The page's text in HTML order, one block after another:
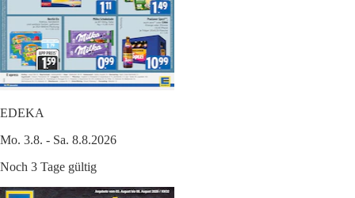
EDEKA
Mo. 3.8. - Sa. 8.8.2026
Noch 3 Tage gültig